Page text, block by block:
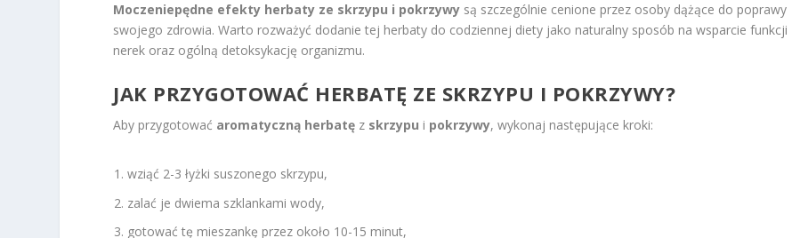
Moczeniepędne efekty herbaty ze skrzypu i pokrzywy są szczególnie cenione przez osoby dążące do poprawy
swojego zdrowia. Warto rozważyć dodanie tej herbaty do codziennej diety jako naturalny sposób na wsparcie funkcji
nerek oraz ogólną detoksykację organizmu.
JAK PRZYGOTOWAĆ HERBATĘ ZE SKRZYPU I POKRZYWY?
Aby przygotować aromatyczną herbatę z skrzypu i pokrzywy, wykonaj następujące kroki:
wziąć 2-3 łyżki suszonego skrzypu,
zalać je dwiema szklankami wody,
gotować tę mieszankę przez około 10-15 minut,